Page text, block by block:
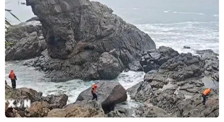
Phố Wall lập đỉnh lịch sử khi giá dầu
lao dốc mạnh
04/08/2026 00:59
Thị trường chứng khoán thế giới:
Nhà đầu tư chấp chới
03/08/2026 14:35